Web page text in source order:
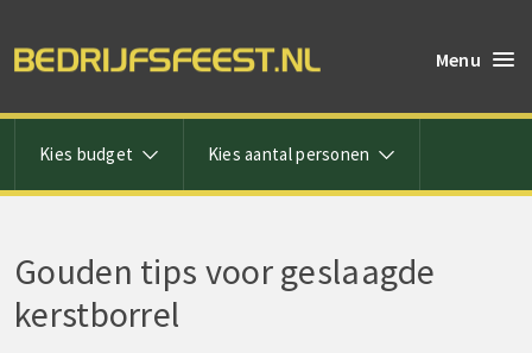
Menu
Kies budget Kies aantal personen
Gouden tips voor geslaagde
kerstborrel